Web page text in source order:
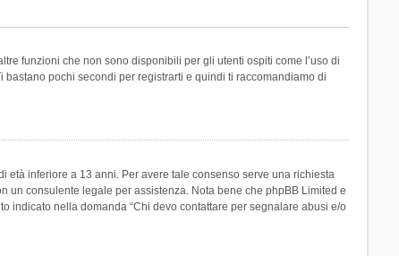
funzioni che non sono disponibili per gli utenti ospiti come l’uso di
pochi secondi per registrarti e quindi ti raccomandiamo di
inferiore a 13 anni. Per avere tale consenso serve una richiesta
un consulente legale per assistenza. Nota bene che phpBB Limited e
indicato nella domanda “Chi devo contattare per segnalare abusi e/o